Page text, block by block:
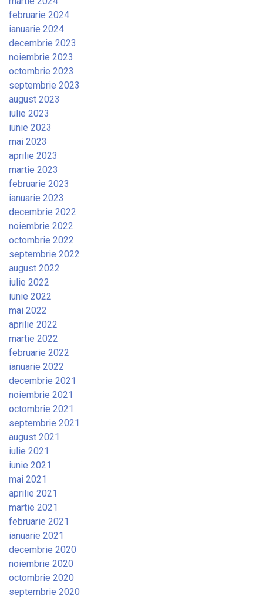
februarie 2024
ianuarie 2024
decembrie 2023
noiembrie 2023
octombrie 2023
septembrie 2023
august 2023
iulie 2023
iunie 2023
mai 2023
aprilie 2023
martie 2023
februarie 2023
ianuarie 2023
decembrie 2022
noiembrie 2022
octombrie 2022
septembrie 2022
august 2022
iulie 2022
iunie 2022
mai 2022
aprilie 2022
martie 2022
februarie 2022
ianuarie 2022
decembrie 2021
noiembrie 2021
octombrie 2021
septembrie 2021
august 2021
iulie 2021
iunie 2021
mai 2021
aprilie 2021
martie 2021
februarie 2021
ianuarie 2021
decembrie 2020
noiembrie 2020
octombrie 2020
septembrie 2020